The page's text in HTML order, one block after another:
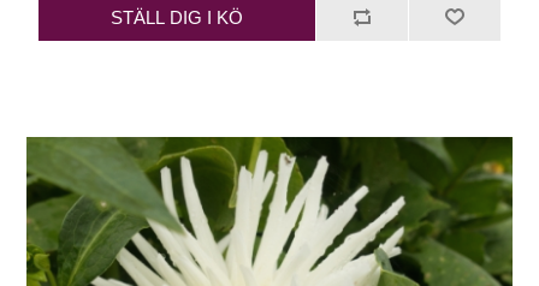
STÄLL DIG I KÖ